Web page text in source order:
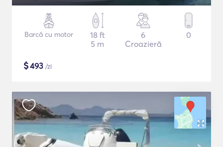
Barcă cu motor
18 ft
5 m
6
Croazieră
0
$493 /zi